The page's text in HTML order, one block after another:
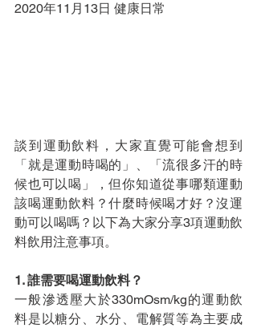
2020年11月13日 健康日常
談到運動飲料，大家直覺可能會想到
「就是運動時喝的」、「流很多汗的時
候也可以喝」，但你知道從事哪類運動
該喝運動飲料？什麼時候喝才好？沒運
動可以喝嗎？以下為大家分享3項運動飲
料飲用注意事項。
1. 誰需要喝運動飲料？
一般滲透壓大於330mOsm/kg的運動飲
料是以糖分、水分、電解質等為主要成